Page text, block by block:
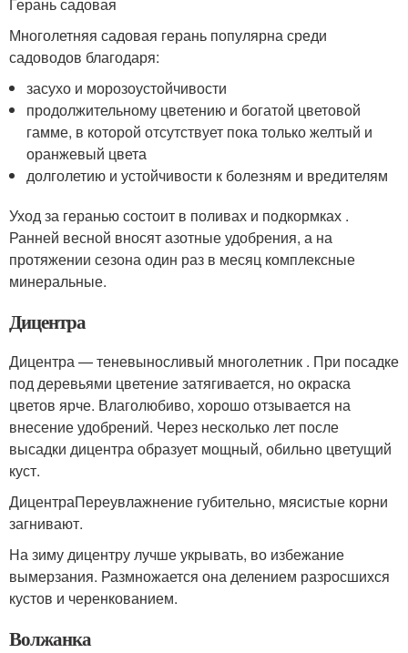
Многолетняя садовая герань популярна среди
садоводов благодаря:
засухо и морозоустойчивости
продолжительному цветению и богатой цветовой
гамме, в которой отсутствует пока только желтый и
оранжевый цвета
долголетию и устойчивости к болезням и вредителям
Уход за геранью состоит в поливах и подкормках .
Ранней весной вносят азотные удобрения, а на
протяжении сезона один раз в месяц комплексные
минеральные.
Дицентра
Дицентра — теневыносливый многолетник . При посадке
под деревьями цветение затягивается, но окраска
цветов ярче. Влаголюбиво, хорошо отзывается на
внесение удобрений. Через несколько лет после
высадки дицентра образует мощный, обильно цветущий
куст.
ДицентраПереувлажнение губительно, мясистые корни
загнивают.
На зиму дицентру лучше укрывать, во избежание
вымерзания. Размножается она делением разросшихся
кустов и черенкованием.
Волжанка